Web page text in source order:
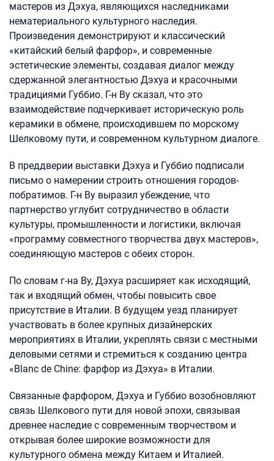
мастеров из Дэхуа, являющихся наследниками
нематериального культурного наследия.
Произведения демонстрируют и классический
«китайский белый фарфор», и современные
эстетические элементы, создавая диалог между
сдержанной элегантностью Дэхуа и красочными
традициями Губбио. Г-н Ву сказал, что это
взаимодействие подчеркивает историческую роль
керамики в обмене, происходившем по морскому
Шелковому пути, и современном культурном диалоге.
В преддверии выставки Дэхуа и Губбио подписали
письмо о намерении строить отношения городов-
побратимов. Г-н Ву выразил убеждение, что
партнерство углубит сотрудничество в области
культуры, промышленности и логистики, включая
«программу совместного творчества двух мастеров»,
соединяющую мастеров с обеих сторон.
По словам г-на Ву, Дэхуа расширяет как исходящий,
так и входящий обмен, чтобы повысить свое
присутствие в Италии. В будущем уезд планирует
участвовать в более крупных дизайнерских
мероприятиях в Италии, укреплять связи с местными
деловыми сетями и стремиться к созданию центра
«Blanc de Chine: фарфор из Дэхуа» в Италии.
Связанные фарфором, Дэхуа и Губбио возобновляют
связь Шелкового пути для новой эпохи, связывая
древнее наследие с современным творчеством и
открывая более широкие возможности для
культурного обмена между Китаем и Италией.